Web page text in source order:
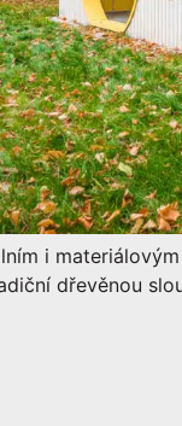
i
dřevěnou